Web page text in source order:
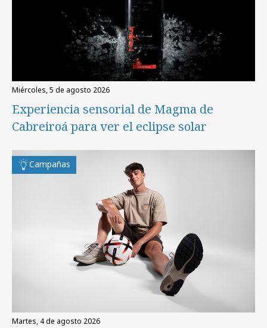
miércoles, 5 de agosto 2026
Experiencia sensorial de Magma de
Cabreiroá para ver el eclipse solar
Campañas
martes, 4 de agosto 2026